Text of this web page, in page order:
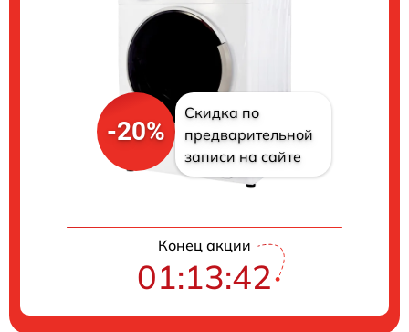
-20%
Скидка по
предварительной
записи на сайте
Конец акции
01:13:41